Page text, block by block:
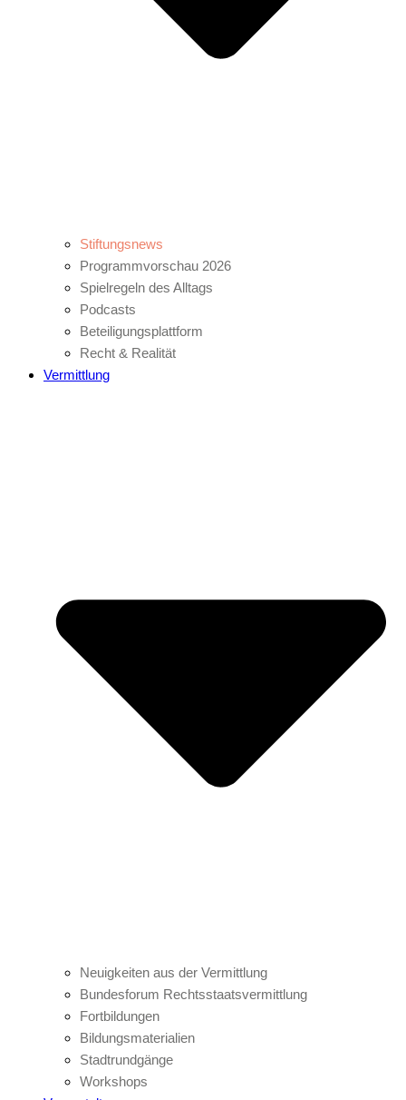
Stiftungsnews
Programmvorschau 2026
Spielregeln des Alltags
Podcasts
Beteiligungsplattform
Recht & Realität
Vermittlung
Neuigkeiten aus der Vermittlung
Bundesforum Rechtsstaatsvermittlung
Fortbildungen
Bildungsmaterialien
Stadtrundgänge
Workshops